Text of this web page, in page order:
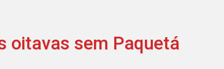
oitavas sem Paquetá